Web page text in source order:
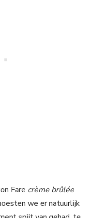
Fare crème brûlée
we er natuurlijk